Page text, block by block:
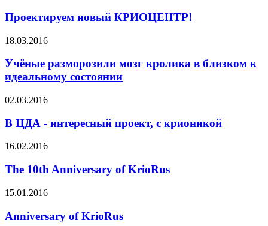
Проектируем новый КРИОЦЕНТР!
18.03.2016
Учёные разморозили мозг кролика в близком к
идеальному состоянии
02.03.2016
В ЦДА - интересный проект, с крионикой
16.02.2016
The 10th Anniversary of KrioRus
15.01.2016
Anniversary of KrioRus